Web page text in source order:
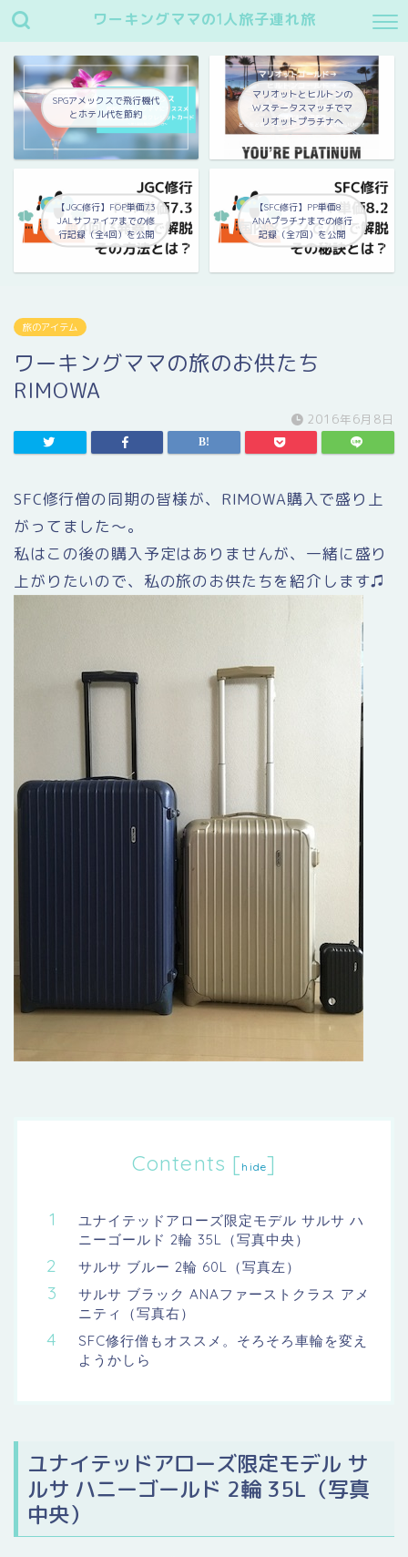
ワーキングママの1人旅子連れ旅
SPGアメックスで飛行機代
とホテル代を節約
マリオットとヒルトンの
Wステータスマッチでマ
リオットプラチナへ
【JGC修行】FOP単価7.3
JALサファイアまでの修
行記録（全4回）を公開
【SFC修行】PP単価8
ANAプラチナまでの修行
記録（全7回）を公開
旅のアイテム
ワーキングママの旅のお供たち
RIMOWA
2016年6月8日
SFC修行僧の同期の皆様が、RIMOWA購入で盛り上
がってました〜。
私はこの後の購入予定はありませんが、一緒に盛り
上がりたいので、私の旅のお供たちを紹介します♫
Contents [ hide]
ユナイテッドアローズ限定モデル サルサ ハ
ニーゴールド 2輪 35L（写真中央）
サルサ ブルー 2輪 60L（写真左）
サルサ ブラック ANAファーストクラス アメ
ニティ（写真右）
SFC修行僧もオススメ。そろそろ車輪を変え
ようかしら
ユナイテッドアローズ限定モデル サ
ルサ ハニーゴールド 2輪 35L（写真
中央）